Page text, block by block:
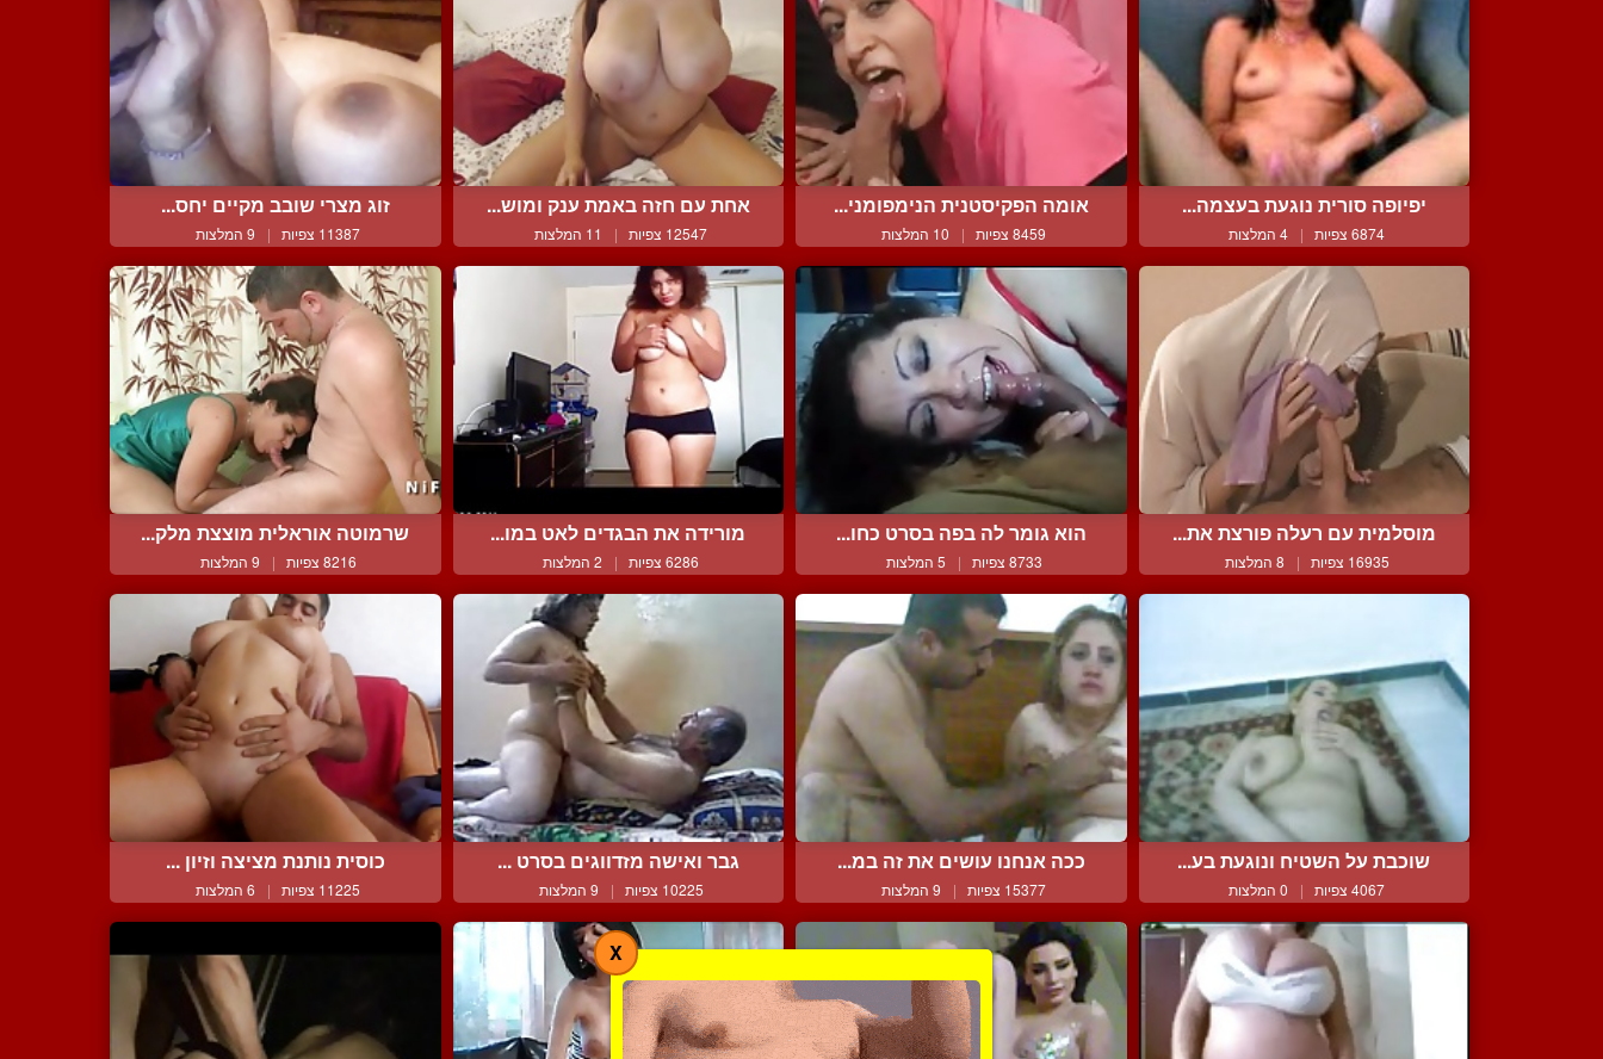
יפיופה סורית נוגעת בעצמה...
6874 צפיות | 4 המלצות
אומה הפקיסטנית הנימפומני...
8459 צפיות | 10 המלצות
אחת עם חזה באמת ענק ומוש...
12547 צפיות | 11 המלצות
זוג מצרי שובב מקיים יחס...
11387 צפיות | 9 המלצות
מוסלמית עם רעלה פורצת את...
16935 צפיות | 8 המלצות
הוא גומר לה בפה בסרט כחו...
8733 צפיות | 5 המלצות
מורידה את הבגדים לאט במו...
6286 צפיות | 2 המלצות
שרמוטה אוראלית מוצצת מלק...
8216 צפיות | 9 המלצות
שוכבת על השטיח ונוגעת בע...
4067 צפיות | 0 המלצות
ככה אנחנו עושים את זה במ...
15377 צפיות | 9 המלצות
גבר ואישה מזדווגים בסרט ...
10225 צפיות | 9 המלצות
כוסית נותנת מציצה וזיון ...
11225 צפיות | 6 המלצות
X